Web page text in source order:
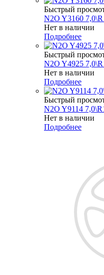
Быстрый
N2O Y3160
Нет в наличии
Подробнее
Быстрый
N2O Y4925
Нет в наличии
Подробнее
Быстрый
N2O Y9114
Нет в наличии
Подробнее